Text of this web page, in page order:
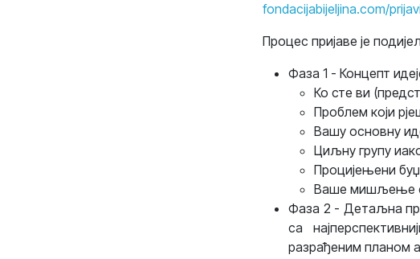
fondacijabijeljina.com/
Процес пријаве је
Фаза 1 - Концепт
Ко сте ви
Проблем који
Вашу основну
Циљну групу
Процијењени
Ваше мишљење о
Фаза 2 - Детаљна
са
разрађеним планом